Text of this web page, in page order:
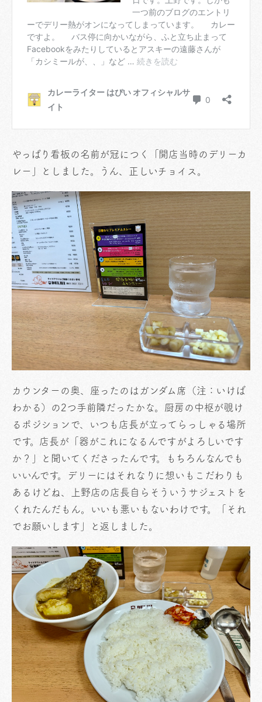
やっぱり看板の名前が冠につく「開店当時のデリーカ
レー」としました。うん、正しいチョイス。
カウンターの奥、座ったのはガンダム席（注：いけば
わかる）の2つ手前隣だったかな。厨房の中枢が覗け
るポジションで、いつも店長が立ってらっしゃる場所
です。店長が「器がこれになるんですがよろしいです
か？」と聞いてくださったんです。もちろんなんでも
いいんです。デリーにはそれなりに想いもこだわりも
あるけどね、上野店の店長自らそういうサジェストを
くれたんだもん。いいも悪いもないわけです。「それ
でお願いします」と返しました。